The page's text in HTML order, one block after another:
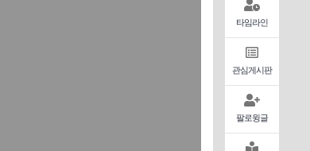
타임라인
관심게시판
팔로윙글